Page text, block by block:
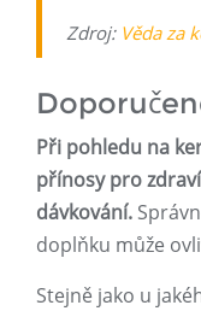
Zdroj: Věda za
Při pohledu na
přínosy pro
dávkování.
doplňku může
Stejně jako u